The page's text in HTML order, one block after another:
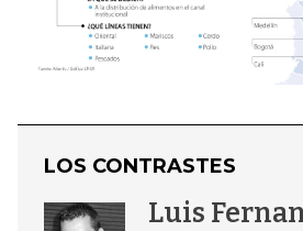
LOS CONTRASTES
Luis